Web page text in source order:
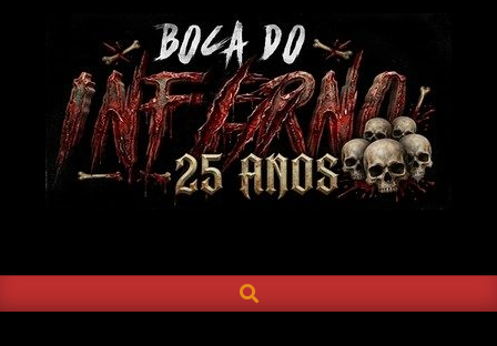
DO
INFERNO
Navigation
SEARCH